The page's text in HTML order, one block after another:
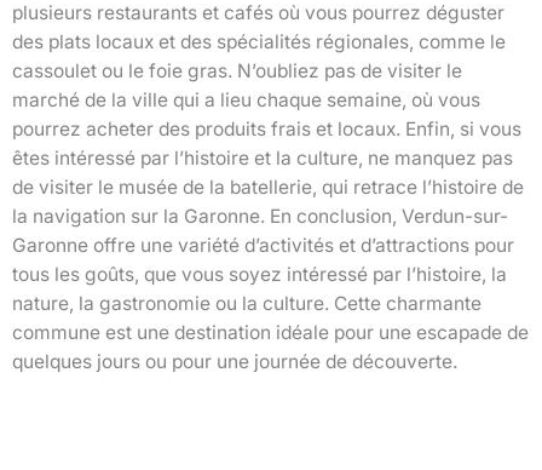
plusieurs restaurants et cafés où vous pourrez déguster
des plats locaux et des spécialités régionales, comme le
cassoulet ou le foie gras. N’oubliez pas de visiter le
marché de la ville qui a lieu chaque semaine, où vous
pourrez acheter des produits frais et locaux. Enfin, si vous
êtes intéressé par l’histoire et la culture, ne manquez pas
de visiter le musée de la batellerie, qui retrace l’histoire de
la navigation sur la Garonne. En conclusion, Verdun-sur-
Garonne offre une variété d’activités et d’attractions pour
tous les goûts, que vous soyez intéressé par l’histoire, la
nature, la gastronomie ou la culture. Cette charmante
commune est une destination idéale pour une escapade de
quelques jours ou pour une journée de découverte.